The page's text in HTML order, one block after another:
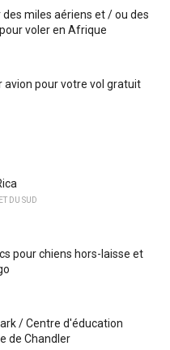
miles aériens et / ou des
voler en Afrique
avion pour votre vol gratuit
DU SUD
pour chiens hors-laisse et
/ Centre d'éducation
de Chandler